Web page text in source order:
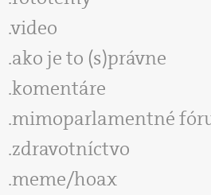
video
ako je to (s)právne
komentáre
mimoparlamentné
zdravotníctvo
meme/hoax